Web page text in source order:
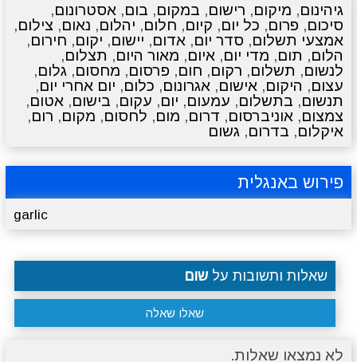
גיהינום, מיקום, רישום, במקום, בום, אסטרונום,
סיכום, פרום, כל יום, קיום, חלום, יהלום, נאום, צילום,
אמצעי תשלום, סדר יום, אדום, יישום, יקום, חירום,
הלום, תום, מדי יום, איום, מאור היום, תצלום,
לנשום, תשלום, רקום, חום, פרסום, מחסום, גלום,
עצום, היקום, אישום, אגרונום, כלום, יום אחרי יום,
תנשום, בתשלום, עמעום, יום, עקום, בישום, אטום,
צמצום, אוניברסום, דרום, מום, לחסום, מקום, רום,
איקלום, בדרום, גשום
פירוש באנגלית
garlic
שאלות ותשובות על שום
שאלו שאלה
לא נמצאו שאלות.